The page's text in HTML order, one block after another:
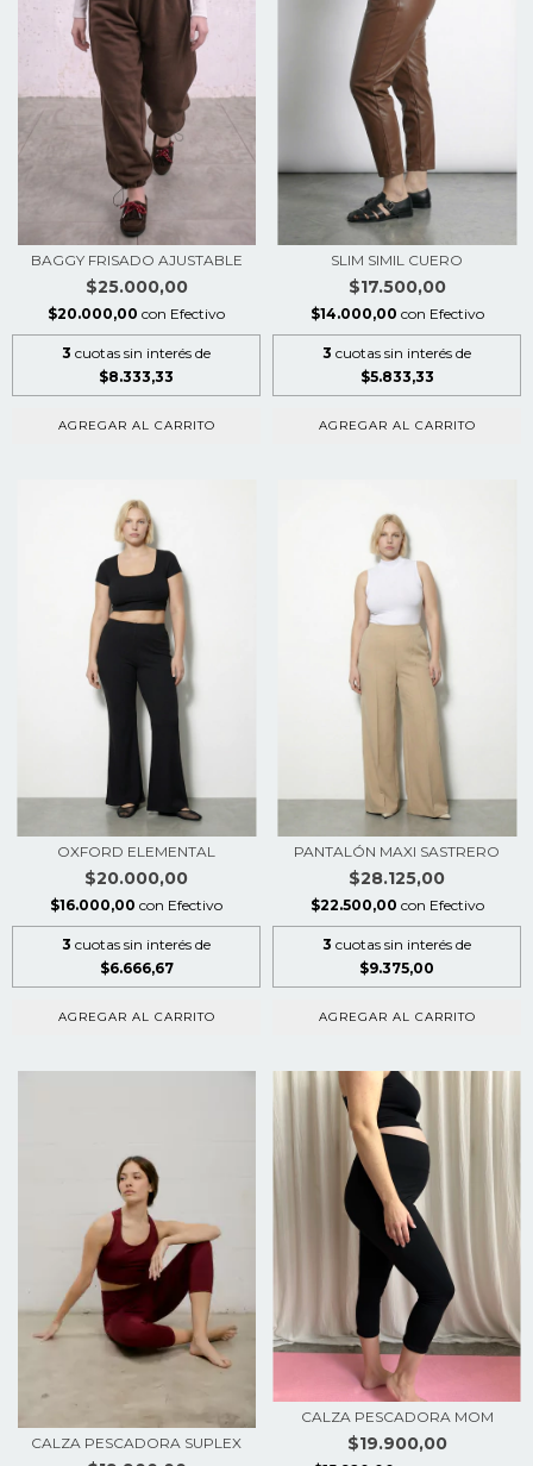
BAGGY FRISADO AJUSTABLE
$25.000,00
$20.000,00 con Efectivo
3 cuotas sin interés de
$8.333,33
AGREGAR AL CARRITO
SLIM SIMIL CUERO
$17.500,00
$14.000,00 con Efectivo
3 cuotas sin interés de
$5.833,33
AGREGAR AL CARRITO
OXFORD ELEMENTAL
$20.000,00
$16.000,00 con Efectivo
3 cuotas sin interés de
$6.666,67
AGREGAR AL CARRITO
PANTALÓN MAXI SASTRERO
$28.125,00
$22.500,00 con Efectivo
3 cuotas sin interés de
$9.375,00
AGREGAR AL CARRITO
CALZA PESCADORA SUPLEX
CALZA PESCADORA MOM
$19.900,00